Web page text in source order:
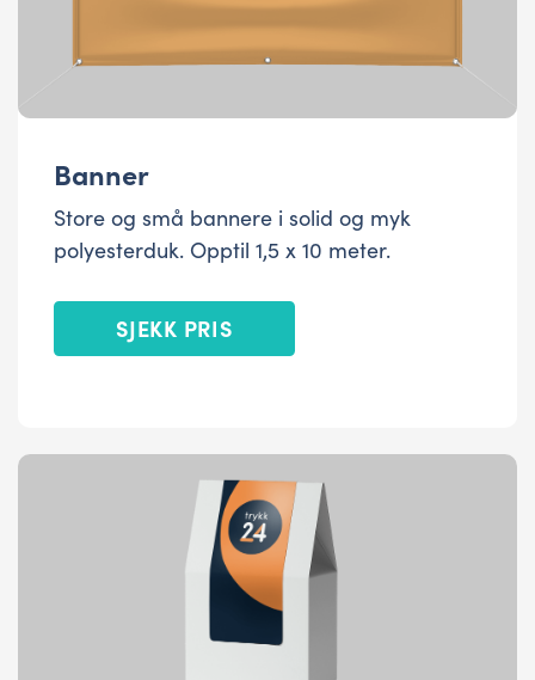
Banner
Store og små bannere i solid og myk
polyesterduk. Opptil 1,5 x 10 meter.
SJEKK PRIS